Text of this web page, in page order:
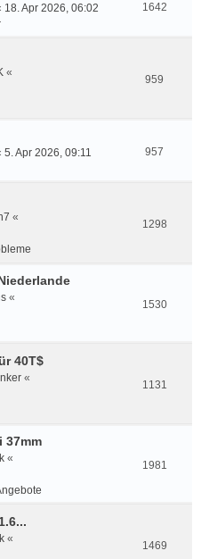
18. Apr 2026, 06:02
1642
«
959
5. Apr 2026, 09:11
957
«
1298
«
1530
40T$
«
1131
37mm
«
1981
«
1469